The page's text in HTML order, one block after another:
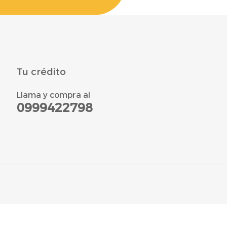
Tu crédito
Llama y compra al
0999422798